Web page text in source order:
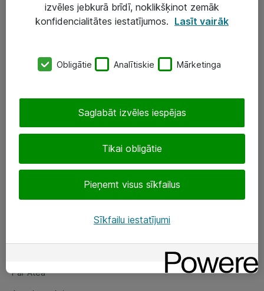
Serveri un datu centri
SIA „ATEA”
eShop@atea.lv
Sekojiet mums
Par Atea
Par Atea
izvēles jebkurā brīdī, noklikšķinot zemāk
konfidencialitātes iestatījumos. Lasīt vairāk
Obligātie Analītiskie Mārketinga
Tikai obligātie
Pieņemt visus sīkfailus
Saglabāt izvēles iespējas
Sīkfailu iestatījumi